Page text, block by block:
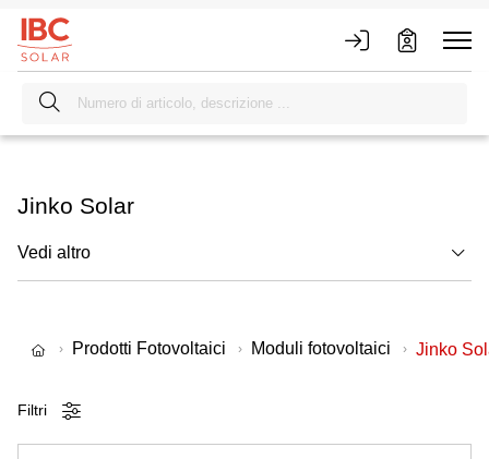
Jinko Solar
Vedi altro
Prodotti Fotovoltaici Moduli fotovoltaici Jinko
Filtri